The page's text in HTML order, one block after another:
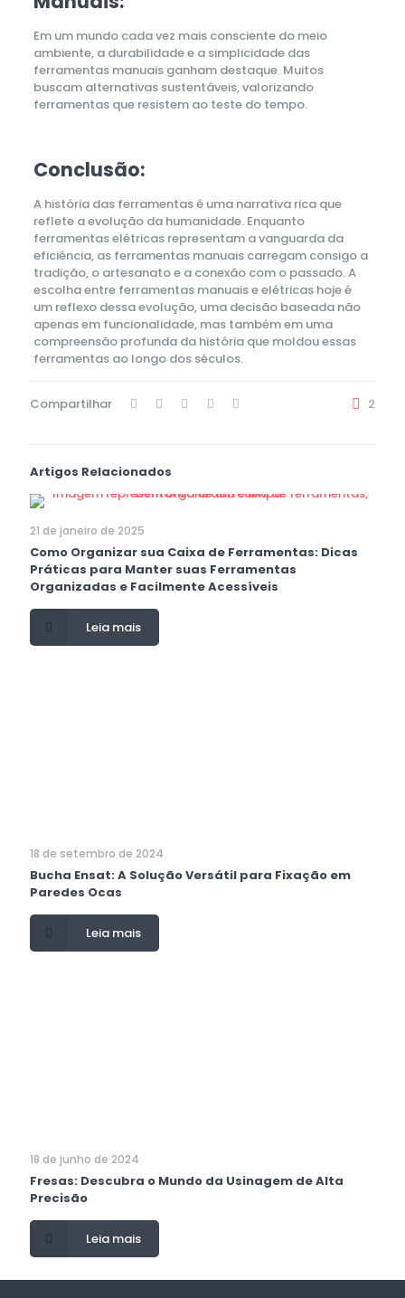
Em um mundo cada vez mais consciente do meio
ambiente, a durabilidade e a simplicidade das
ferramentas manuais ganham destaque. Muitos
buscam alternativas sustentáveis, valorizando
ferramentas que resistem ao teste do tempo.
Conclusão:
A história das ferramentas é uma narrativa rica que
reflete a evolução da humanidade. Enquanto
ferramentas elétricas representam a vanguarda da
eficiência, as ferramentas manuais carregam consigo a
tradição, o artesanato e a conexão com o passado. A
escolha entre ferramentas manuais e elétricas hoje é
um reflexo dessa evolução, uma decisão baseada não
apenas em funcionalidade, mas também em uma
compreensão profunda da história que moldou essas
ferramentas ao longo dos séculos.
Compartilhar 2
Artigos Relacionados
21 de janeiro de 2025
Como Organizar sua Caixa de Ferramentas: Dicas
Práticas para Manter suas Ferramentas
Organizadas e Facilmente Acessíveis
Leia mais
18 de setembro de 2024
Bucha Ensat: A Solução Versátil para Fixação em
Paredes Ocas
Leia mais
18 de junho de 2024
Fresas: Descubra o Mundo da Usinagem de Alta
Precisão
Leia mais